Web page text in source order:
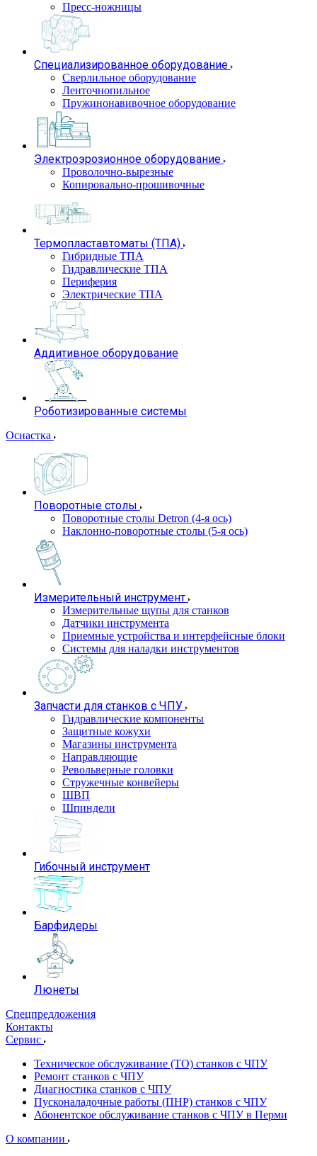
Пресс-ножницы
Специализированное оборудование
Сверлильное оборудование
Ленточнопильное
Пружинонавивочное оборудование
Электроэрозионное оборудование
Проволочно-вырезные
Копировально-прошивочные
Термопластавтоматы (ТПА)
Гибридные ТПА
Гидравлические ТПА
Периферия
Электрические ТПА
Аддитивное оборудование
Роботизированные системы
Оснастка
Поворотные столы
Поворотные столы Detron (4-я ось)
Наклонно-поворотные столы (5-я ось)
Измерительный инструмент
Измерительные щупы для станков
Датчики инструмента
Приемные устройства и интерфейсные блоки
Системы для наладки инструментов
Запчасти для станков с ЧПУ
Гидравлические компоненты
Защитные кожухи
Магазины инструмента
Направляющие
Револьверные головки
Стружечные конвейеры
ШВП
Шпиндели
Гибочный инструмент
Барфидеры
Люнеты
Спецпредложения
Контакты
Сервис
Техническое обслуживание (ТО) станков с ЧПУ
Ремонт станков с ЧПУ
Диагностика станков с ЧПУ
Пусконаладочные работы (ПНР) станков с ЧПУ
Абонентское обслуживание станков с ЧПУ в Перми
О компании